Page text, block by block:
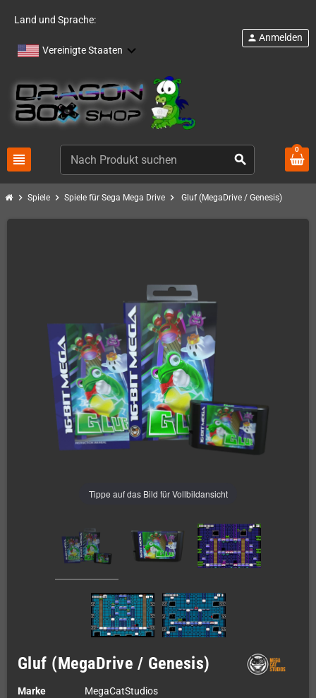
Land und Sprache:
Vereinigte Staaten
view_headline search
person Anmelden
0
chevron_right Spiele chevron_right Spiele für Sega Mega Drive chevron_right Gluf (MegaDrive / Genesis)
Tippe auf das Bild für Vollbildansicht
Gluf (MegaDrive / Genesis)
Marke
MegaCatStudios